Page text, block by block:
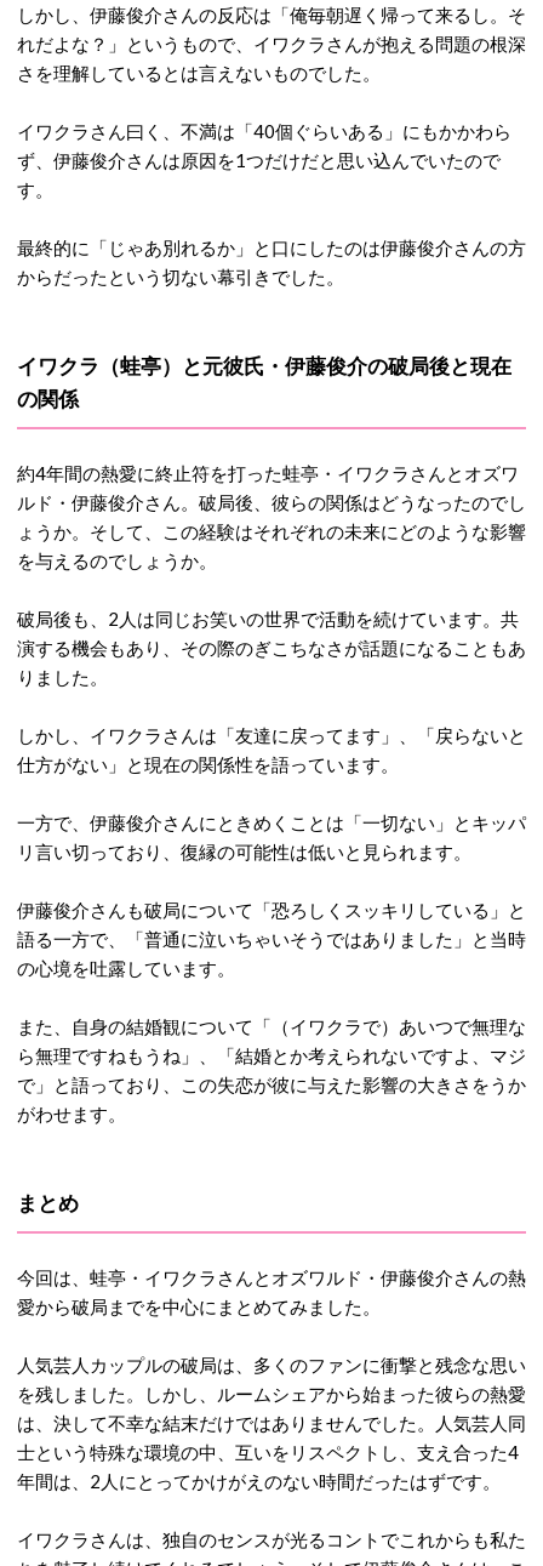
しかし、伊藤俊介さんの反応は「俺毎朝遅く帰って来るし。そ
れだよな？」というもので、イワクラさんが抱える問題の根深
さを理解しているとは言えないものでした。
イワクラさん曰く、不満は「40個ぐらいある」にもかかわら
ず、伊藤俊介さんは原因を1つだけだと思い込んでいたので
す。
最終的に「じゃあ別れるか」と口にしたのは伊藤俊介さんの方
からだったという切ない幕引きでした。
イワクラ（蛙亭）と元彼氏・伊藤俊介の破局後と現在
の関係
約4年間の熱愛に終止符を打った蛙亭・イワクラさんとオズワ
ルド・伊藤俊介さん。破局後、彼らの関係はどうなったのでし
ょうか。そして、この経験はそれぞれの未来にどのような影響
を与えるのでしょうか。
破局後も、2人は同じお笑いの世界で活動を続けています。共
演する機会もあり、その際のぎこちなさが話題になることもあ
りました。
しかし、イワクラさんは「友達に戻ってます」、「戻らないと
仕方がない」と現在の関係性を語っています。
一方で、伊藤俊介さんにときめくことは「一切ない」とキッパ
リ言い切っており、復縁の可能性は低いと見られます。
伊藤俊介さんも破局について「恐ろしくスッキリしている」と
語る一方で、「普通に泣いちゃいそうではありました」と当時
の心境を吐露しています。
また、自身の結婚観について「（イワクラで）あいつで無理な
ら無理ですねもうね」、「結婚とか考えられないですよ、マジ
で」と語っており、この失恋が彼に与えた影響の大きさをうか
がわせます。
まとめ
今回は、蛙亭・イワクラさんとオズワルド・伊藤俊介さんの熱
愛から破局までを中心にまとめてみました。
人気芸人カップルの破局は、多くのファンに衝撃と残念な思い
を残しました。しかし、ルームシェアから始まった彼らの熱愛
は、決して不幸な結末だけではありませんでした。人気芸人同
士という特殊な環境の中、互いをリスペクトし、支え合った4
年間は、2人にとってかけがえのない時間だったはずです。
イワクラさんは、独自のセンスが光るコントでこれからも私た